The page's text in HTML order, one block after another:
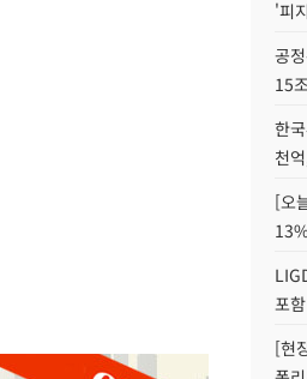
'피
공
15
한
천
[오
포
[현